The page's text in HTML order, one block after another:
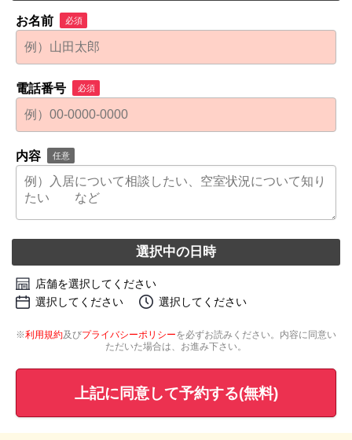
お名前 必須
電話番号 必須
内容 任意
選択中の日時
店舗を選択してください
選択してください
選択してください
※利用規約及びプライバシーポリシーを必ずお読みください。内容に同意い
ただいた場合は、お進み下さい。
上記に同意して予約する(無料)